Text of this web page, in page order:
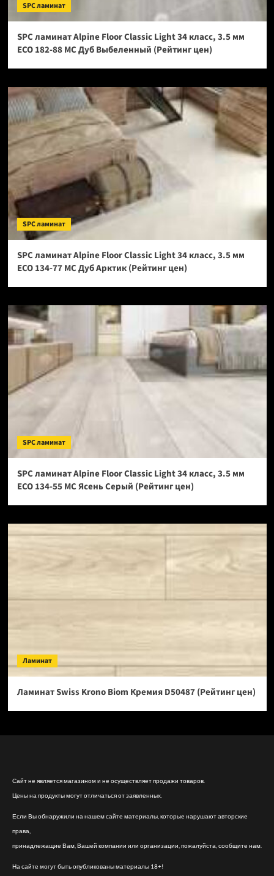
SPC ламинат
SPC ламинат Alpine Floor Classic Light 34 класс, 3.5 мм
ECO 182-88 МС Дуб Выбеленный (Рейтинг цен)
SPC ламинат
SPC ламинат Alpine Floor Classic Light 34 класс, 3.5 мм
ECO 134-77 МС Дуб Арктик (Рейтинг цен)
SPC ламинат
SPC ламинат Alpine Floor Classic Light 34 класс, 3.5 мм
ECO 134-55 МС Ясень Серый (Рейтинг цен)
Ламинат
Ламинат Swiss Krono Biom Кремия D50487 (Рейтинг цен)
Сайт не является магазином и не осуществляет продажи товаров.
Цены на продукты могут отличаться от заявленных.
Если Вы обнаружили на нашем сайте материалы, которые нарушают авторские
права,
принадлежащие Вам, Вашей компании или организации, пожалуйста, сообщите нам.
На сайте могут быть опубликованы материалы 18+!